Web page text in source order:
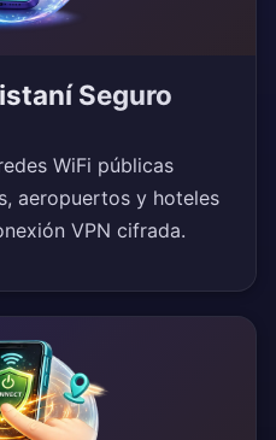
Seguro
WiFi públicas
aeropuertos y hoteles
VPN cifrada.